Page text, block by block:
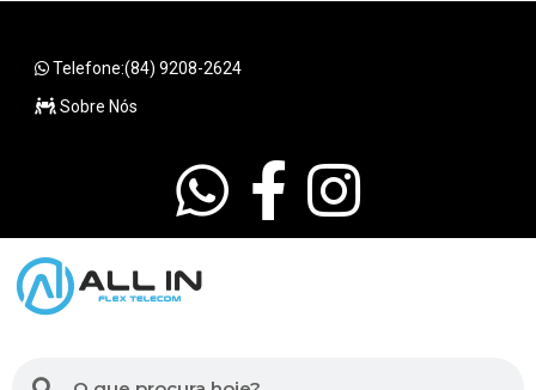
Telefone:(84) 9208-2624
Sobre Nós